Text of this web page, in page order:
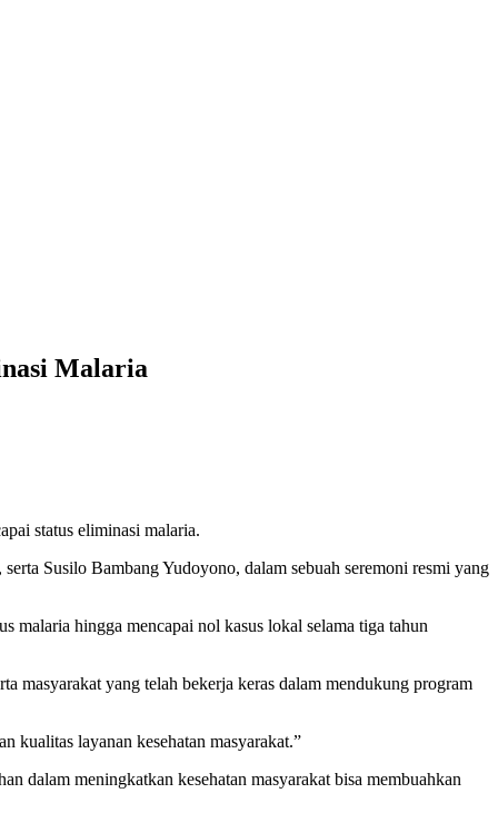
Malaria
status eliminasi malaria.
Susilo Bambang Yudoyono, dalam sebuah seremoni resmi yang
malaria hingga mencapai nol kasus lokal selama tiga tahun
masyarakat yang telah bekerja keras dalam mendukung program
kualitas layanan kesehatan masyarakat.”
dalam meningkatkan kesehatan masyarakat bisa membuahkan